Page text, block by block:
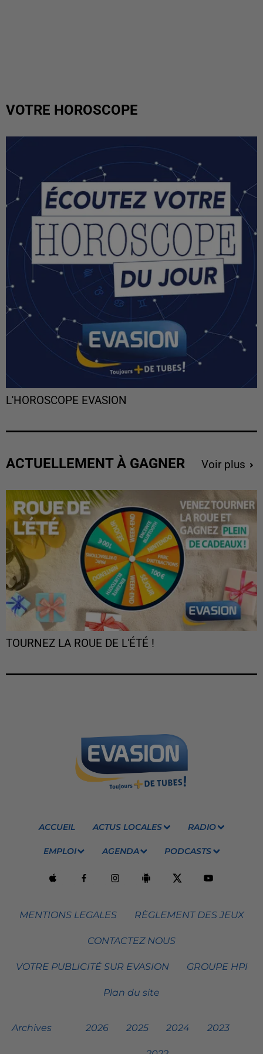
VOTRE HOROSCOPE
L'HOROSCOPE EVASION
ACTUELLEMENT À GAGNER Voir plus
TOURNEZ LA ROUE DE L'ÉTÉ !
ACCUEIL ACTUS LOCALES RADIO
EMPLOI AGENDA PODCASTS
MENTIONS LEGALES RÈGLEMENT DES JEUX
CONTACTEZ NOUS
VOTRE PUBLICITÉ SUR EVASION GROUPE HPI
Plan du site
Archives 2026 2025 2024 2023